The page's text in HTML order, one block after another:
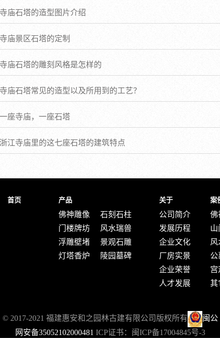
寺庙石塔的造型图片介绍
寺庙景区石塔的定制
寺庙石塔的雕刻风格是怎样的
寺庙石塔常见的造型以及所用到的工艺？
一座寺庙，一座石塔
浙江寺庙里的这七座石塔的建筑特点
首页 产品
佛神雕像
门楼牌坊
浮雕壁堵
灯塔香炉
石刻石柱
风水瑞兽
景观石雕
陵园墓碑
关于
公司简介
发展历程
企业文化
厂房实景
企业荣誉
人才发展
案
佛
山
风
公
宫
其
© 2017-2021 福建惠安和之园林古建有限公司版权所有
闽公
网安备35052102000481 ICP证书： 闽ICP备17004845号-3